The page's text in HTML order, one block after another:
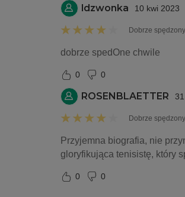
ldzwonka 10 kwi 2023
Dobrze
dobrze spedOne chwile
0 0
ROSENBLAETTER
Dobrze
Przyjemna biografia, nie
gloryfikująca tenisistę, który
0 0